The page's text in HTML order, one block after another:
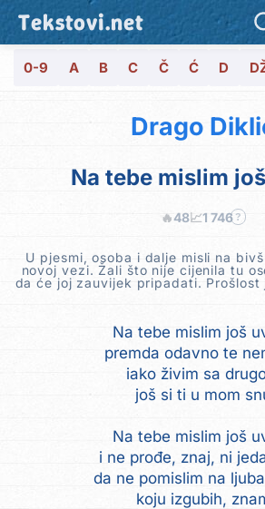
Tekstovi.net
0-9 A B C Č Ć D
Drago
Na tebe mislim
🔥48📈1 746 ?
U pjesmi, osoba i dalje misli na
novoj vezi. Žali što nije cijenila tu
da će joj zauvijek pripadati. Prošlost
Na tebe mislim još
premda odavno te
iako živim sa
još si ti u mom
Na tebe mislim još
i ne prođe, znaj, ni
da ne pomislim na
koju izgubih,